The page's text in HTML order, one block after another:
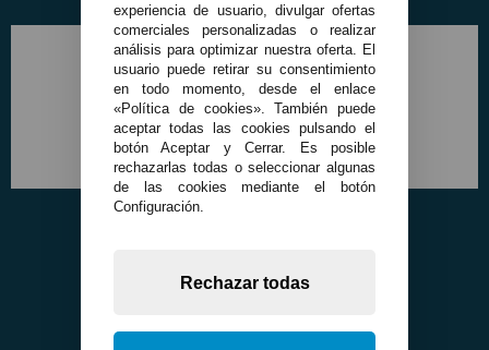
experiencia de usuario, divulgar ofertas
comerciales personalizadas o realizar
análisis para optimizar nuestra oferta. El
usuario puede retirar su consentimiento
en todo momento, desde el enlace
«Política de cookies». También puede
aceptar todas las cookies pulsando el
botón Aceptar y Cerrar. Es posible
rechazarlas todas o seleccionar algunas
de las cookies mediante el botón
Configuración.
Rechazar todas